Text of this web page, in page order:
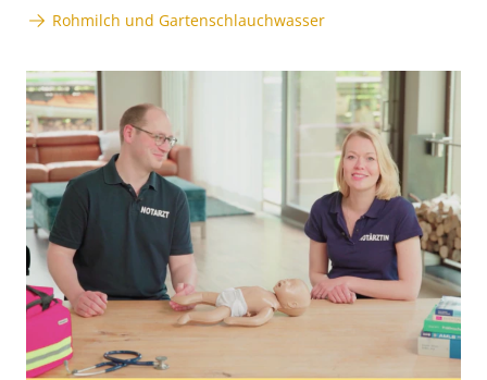
Rohmilch und Gartenschlauchwasser